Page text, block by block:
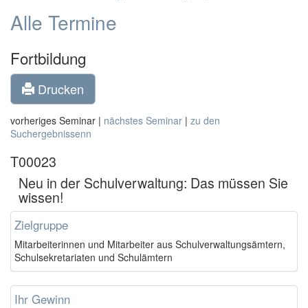
Alle Termine
Fortbildung
Drucken
vorheriges Seminar | nächstes Seminar | zu den
Suchergebnissenn
T00023
Neu in der Schulverwaltung: Das müssen Sie
wissen!
Zielgruppe
Mitarbeiterinnen und Mitarbeiter aus Schulverwaltungsämtern,
Schulsekretariaten und Schulämtern
Ihr Gewinn